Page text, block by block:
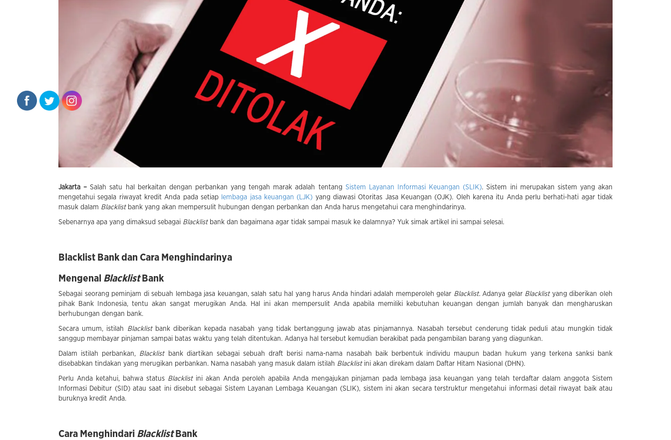
Jakarta – Salah satu hal berkaitan dengan perbankan yang tengah marak adalah tentang Sistem Layanan Informasi Keuangan (SLIK). Sistem ini merupakan sistem yang akan
mengetahui segala riwayat kredit Anda pada setiap lembaga jasa keuangan (LJK) yang diawasi Otoritas Jasa Keuangan (OJK). Oleh karena itu Anda perlu berhati-hati agar tidak
masuk dalam Blacklist bank yang akan mempersulit hubungan dengan perbankan dan Anda harus mengetahui cara menghindarinya.
Sebenarnya apa yang dimaksud sebagai Blacklist bank dan bagaimana agar tidak sampai masuk ke dalamnya? Yuk simak artikel ini sampai selesai.
Blacklist Bank dan Cara Menghindarinya
Mengenal BlacklistBank
Sebagai seorang peminjam di sebuah lembaga jasa keuangan, salah satu hal yang harus Anda hindari adalah memperoleh gelar Blacklist.Adanya gelar Blacklist yang diberikan oleh
pihak Bank Indonesia, tentu akan sangat merugikan Anda. Hal ini akan mempersulit Anda apabila memiliki kebutuhan keuangan dengan jumlah banyak dan mengharuskan
berhubungan dengan bank.
Secara umum, istilah Blacklist bank diberikan kepada nasabah yang tidak bertanggung jawab atas pinjamannya. Nasabah tersebut cenderung tidak peduli atau mungkin tidak
sanggup membayar pinjaman sampai batas waktu yang telah ditentukan. Adanya hal tersebut kemudian berakibat pada pengambilan barang yang diagunkan.
Dalam istilah perbankan, Blacklist
bank diartikan sebagai sebuah draft berisi nama-nama nasabah baik berbentuk individu maupun badan hukum yang terkena sanksi bank
disebabkan tindakan yang merugikan perbankan. Nama nasabah yang masuk dalam istilah Blacklist ini akan direkam dalam Daftar Hitam Nasional (DHN).
Perlu Anda ketahui, bahwa status Blacklist ini akan Anda peroleh apabila Anda mengajukan pinjaman pada lembaga jasa keuangan yang telah terdaftar dalam anggota Sistem
Informasi Debitur (SID) atau saat ini disebut sebagai Sistem Layanan Lembaga Keuangan (SLIK), sistem ini akan secara terstruktur mengetahui informasi detail riwayat baik atau
buruknya kredit Anda.
Cara Menghindari Blacklist Bank